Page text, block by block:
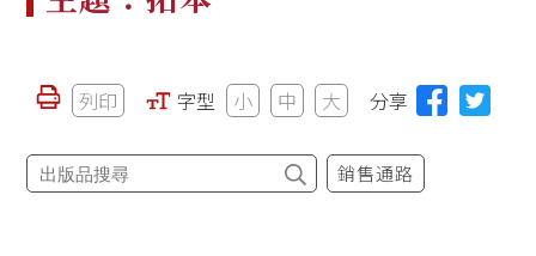
列印 字型 小 中 大 分享
銷售通路